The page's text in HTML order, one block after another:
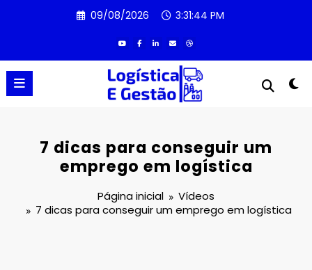
09/08/2026 3:31:45 PM
7 dicas para conseguir um
emprego em logística
Página inicial
Vídeos
7 dicas para conseguir um emprego em logística